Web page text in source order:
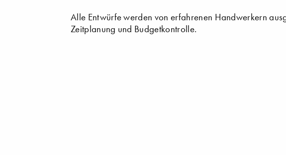
Alle Entwürfe werden von erfahrenen Handwerkern
Zeitplanung und Budgetkontrolle.